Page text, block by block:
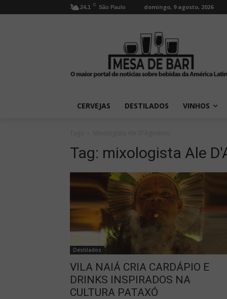
24.1 C São Paulo domingo, 9 agosto, 2026
CERVEJAS DESTILADOS VINHOS
Tag: mixologista Ale
Destilados
VILA NAIÁ CRIA CARDÁPIO E
DRINKS INSPIRADOS NA
CULTURA PATAXÓ